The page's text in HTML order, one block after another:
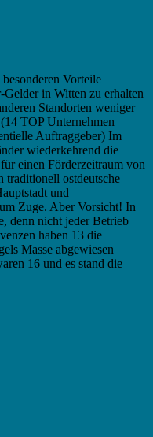
Vorteile
in Witten zu erhalten
Standorten weniger
TOP Unternehmen
Auftraggeber) Im
wiederkehrend die
einen Förderzeitraum von
traditionell ostdeutsche
und
Zuge. Aber Vorsicht! In
denn nicht jeder Betrieb
haben 13 die
Masse abgewiesen
16 und es stand die